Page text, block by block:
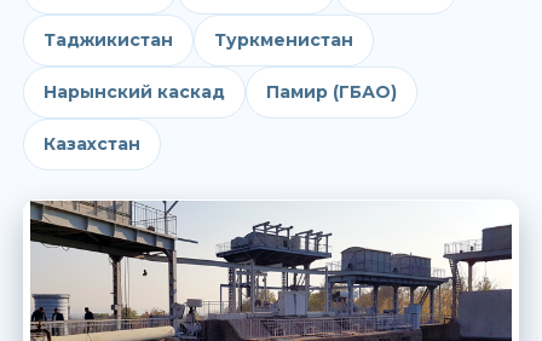
Таджикистан Туркменистан
Нарынский каскад Памир (ГБАО)
Казахстан